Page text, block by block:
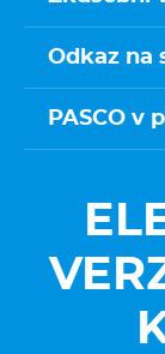
Odkaz na
PASCO v